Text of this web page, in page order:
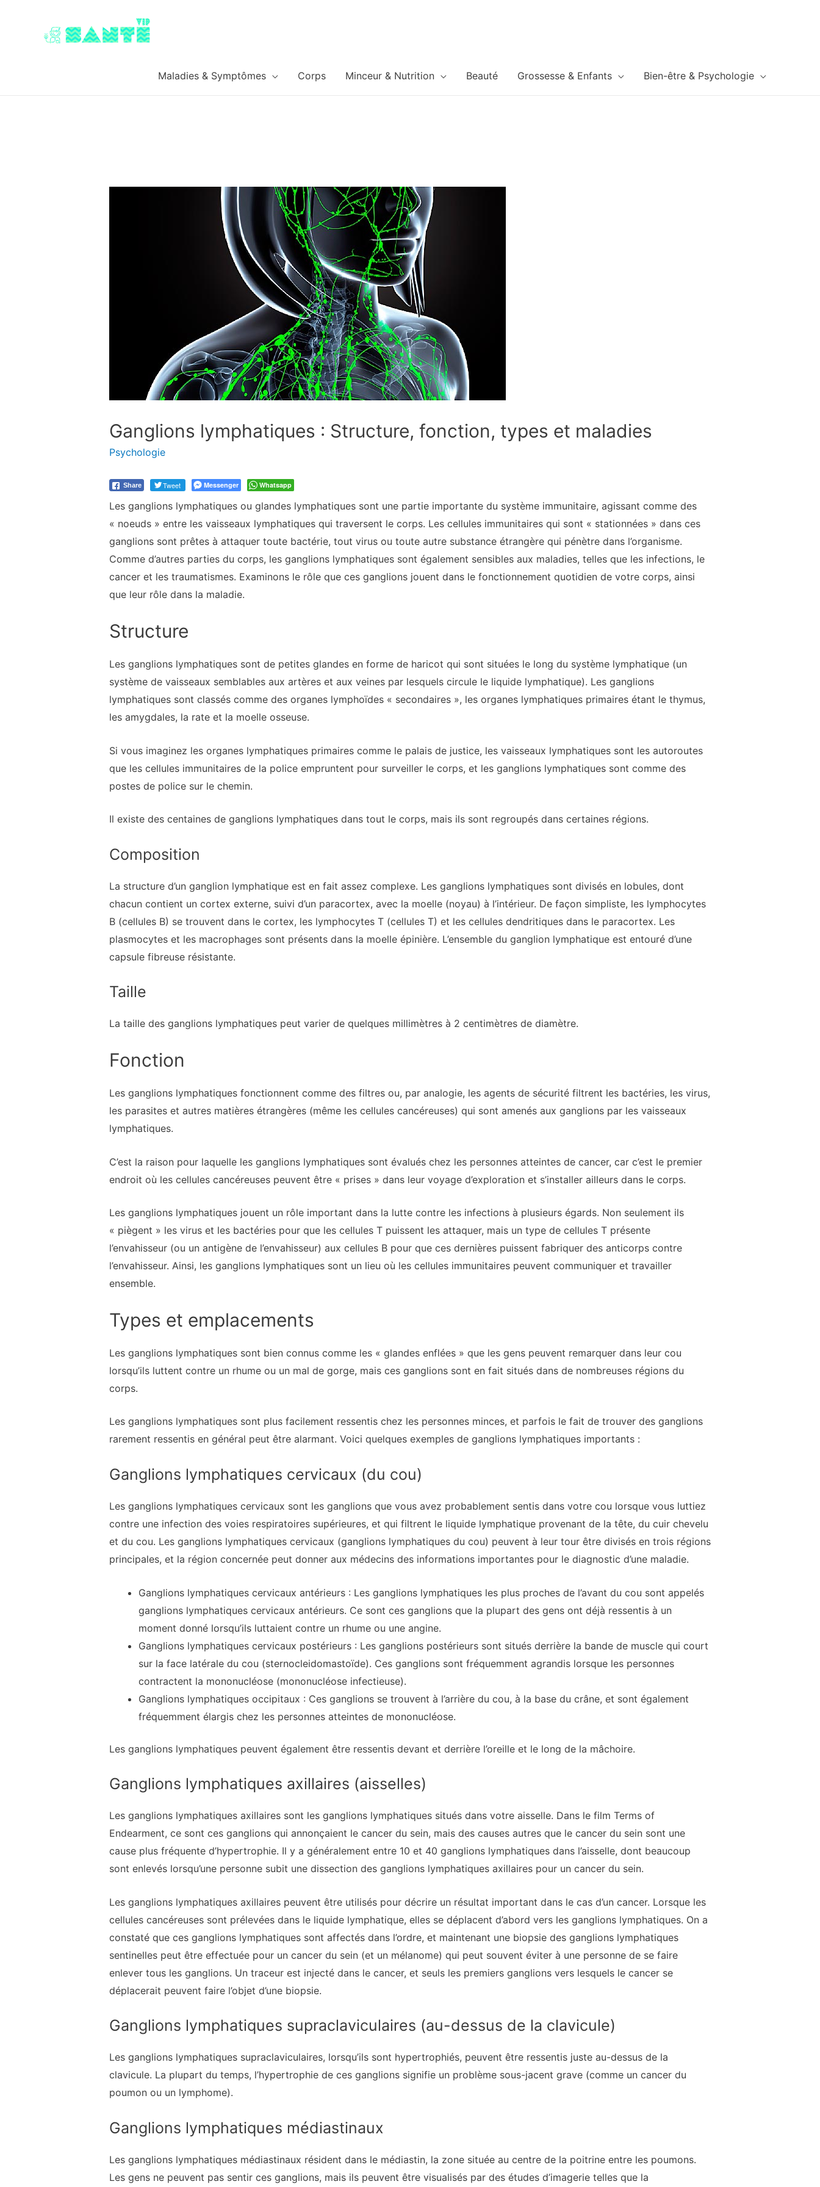
Maladies & Symptômes Corps Minceur & Nutrition Beauté Grossesse & Enfants Bien-être & Psychologie
Ganglions lymphatiques : Structure, fonction, types et maladies
Psychologie
Share Tweet Messenger Whatsapp
Les ganglions lymphatiques ou glandes lymphatiques sont une partie importante du système immunitaire, agissant comme des
« noeuds » entre les vaisseaux lymphatiques qui traversent le corps. Les cellules immunitaires qui sont « stationnées » dans ces
ganglions sont prêtes à attaquer toute bactérie, tout virus ou toute autre substance étrangère qui pénètre dans l’organisme.
Comme d’autres parties du corps, les ganglions lymphatiques sont également sensibles aux maladies, telles que les infections, le
cancer et les traumatismes. Examinons le rôle que ces ganglions jouent dans le fonctionnement quotidien de votre corps, ainsi
que leur rôle dans la maladie.
Structure
Les ganglions lymphatiques sont de petites glandes en forme de haricot qui sont situées le long du système lymphatique (un
système de vaisseaux semblables aux artères et aux veines par lesquels circule le liquide lymphatique). Les ganglions
lymphatiques sont classés comme des organes lymphoïdes « secondaires », les organes lymphatiques primaires étant le thymus,
les amygdales, la rate et la moelle osseuse.
Si vous imaginez les organes lymphatiques primaires comme le palais de justice, les vaisseaux lymphatiques sont les autoroutes
que les cellules immunitaires de la police empruntent pour surveiller le corps, et les ganglions lymphatiques sont comme des
postes de police sur le chemin.
Il existe des centaines de ganglions lymphatiques dans tout le corps, mais ils sont regroupés dans certaines régions.
Composition
La structure d’un ganglion lymphatique est en fait assez complexe. Les ganglions lymphatiques sont divisés en lobules, dont
chacun contient un cortex externe, suivi d’un paracortex, avec la moelle (noyau) à l’intérieur. De façon simpliste, les lymphocytes
B (cellules B) se trouvent dans le cortex, les lymphocytes T (cellules T) et les cellules dendritiques dans le paracortex. Les
plasmocytes et les macrophages sont présents dans la moelle épinière. L’ensemble du ganglion lymphatique est entouré d’une
capsule fibreuse résistante.
Taille
La taille des ganglions lymphatiques peut varier de quelques millimètres à 2 centimètres de diamètre.
Fonction
Les ganglions lymphatiques fonctionnent comme des filtres ou, par analogie, les agents de sécurité filtrent les bactéries, les virus,
les parasites et autres matières étrangères (même les cellules cancéreuses) qui sont amenés aux ganglions par les vaisseaux
lymphatiques.
C’est la raison pour laquelle les ganglions lymphatiques sont évalués chez les personnes atteintes de cancer, car c’est le premier
endroit où les cellules cancéreuses peuvent être « prises » dans leur voyage d’exploration et s’installer ailleurs dans le corps.
Les ganglions lymphatiques jouent un rôle important dans la lutte contre les infections à plusieurs égards. Non seulement ils
« piègent » les virus et les bactéries pour que les cellules T puissent les attaquer, mais un type de cellules T présente
l’envahisseur (ou un antigène de l’envahisseur) aux cellules B pour que ces dernières puissent fabriquer des anticorps contre
l’envahisseur. Ainsi, les ganglions lymphatiques sont un lieu où les cellules immunitaires peuvent communiquer et travailler
ensemble.
Types et emplacements
Les ganglions lymphatiques sont bien connus comme les « glandes enflées » que les gens peuvent remarquer dans leur cou
lorsqu’ils luttent contre un rhume ou un mal de gorge, mais ces ganglions sont en fait situés dans de nombreuses régions du
corps.
Les ganglions lymphatiques sont plus facilement ressentis chez les personnes minces, et parfois le fait de trouver des ganglions
rarement ressentis en général peut être alarmant. Voici quelques exemples de ganglions lymphatiques importants :
Ganglions lymphatiques cervicaux (du cou)
Les ganglions lymphatiques cervicaux sont les ganglions que vous avez probablement sentis dans votre cou lorsque vous luttiez
contre une infection des voies respiratoires supérieures, et qui filtrent le liquide lymphatique provenant de la tête, du cuir chevelu
et du cou. Les ganglions lymphatiques cervicaux (ganglions lymphatiques du cou) peuvent à leur tour être divisés en trois régions
principales, et la région concernée peut donner aux médecins des informations importantes pour le diagnostic d’une maladie.
Ganglions lymphatiques cervicaux antérieurs : Les ganglions lymphatiques les plus proches de l’avant du cou sont appelés
ganglions lymphatiques cervicaux antérieurs. Ce sont ces ganglions que la plupart des gens ont déjà ressentis à un
moment donné lorsqu’ils luttaient contre un rhume ou une angine.
Ganglions lymphatiques cervicaux postérieurs : Les ganglions postérieurs sont situés derrière la bande de muscle qui court
sur la face latérale du cou (sternocleidomastoïde). Ces ganglions sont fréquemment agrandis lorsque les personnes
contractent la mononucléose (mononucléose infectieuse).
Ganglions lymphatiques occipitaux : Ces ganglions se trouvent à l’arrière du cou, à la base du crâne, et sont également
fréquemment élargis chez les personnes atteintes de mononucléose.
Les ganglions lymphatiques peuvent également être ressentis devant et derrière l’oreille et le long de la mâchoire.
Ganglions lymphatiques axillaires (aisselles)
Les ganglions lymphatiques axillaires sont les ganglions lymphatiques situés dans votre aisselle. Dans le film Terms of
Endearment, ce sont ces ganglions qui annonçaient le cancer du sein, mais des causes autres que le cancer du sein sont une
cause plus fréquente d’hypertrophie. Il y a généralement entre 10 et 40 ganglions lymphatiques dans l’aisselle, dont beaucoup
sont enlevés lorsqu’une personne subit une dissection des ganglions lymphatiques axillaires pour un cancer du sein.
Les ganglions lymphatiques axillaires peuvent être utilisés pour décrire un résultat important dans le cas d’un cancer. Lorsque les
cellules cancéreuses sont prélevées dans le liquide lymphatique, elles se déplacent d’abord vers les ganglions lymphatiques. On a
constaté que ces ganglions lymphatiques sont affectés dans l’ordre, et maintenant une biopsie des ganglions lymphatiques
sentinelles peut être effectuée pour un cancer du sein (et un mélanome) qui peut souvent éviter à une personne de se faire
enlever tous les ganglions. Un traceur est injecté dans le cancer, et seuls les premiers ganglions vers lesquels le cancer se
déplacerait peuvent faire l’objet d’une biopsie.
Ganglions lymphatiques supraclaviculaires (au-dessus de la clavicule)
Les ganglions lymphatiques supraclaviculaires, lorsqu’ils sont hypertrophiés, peuvent être ressentis juste au-dessus de la
clavicule. La plupart du temps, l’hypertrophie de ces ganglions signifie un problème sous-jacent grave (comme un cancer du
poumon ou un lymphome).
Ganglions lymphatiques médiastinaux
Les ganglions lymphatiques médiastinaux résident dans le médiastin, la zone située au centre de la poitrine entre les poumons.
Les gens ne peuvent pas sentir ces ganglions, mais ils peuvent être visualisés par des études d’imagerie telles que la